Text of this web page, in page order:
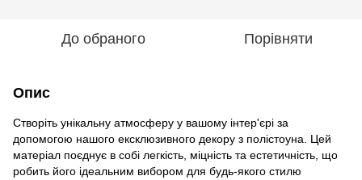
До обраного Порівняти
Опис
Створіть унікальну атмосферу у вашому інтер'єрі за
допомогою нашого ексклюзивного декору з полістоуна. Цей
матеріал поєднує в собі легкість, міцність та естетичність, що
робить його ідеальним вибором для будь-якого стилю